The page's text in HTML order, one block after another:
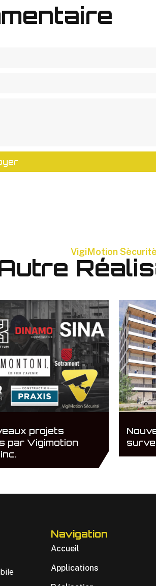
VigiMotion Sècuritè
projets
par Vigimotion
Navigation
Accueil
Applications